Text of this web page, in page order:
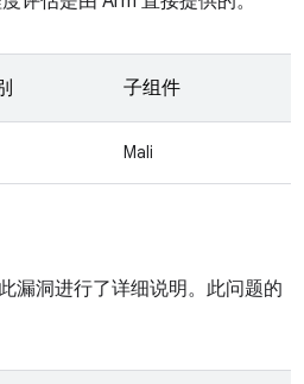
子组件
Mali
漏洞进行了详细说明。此问题的